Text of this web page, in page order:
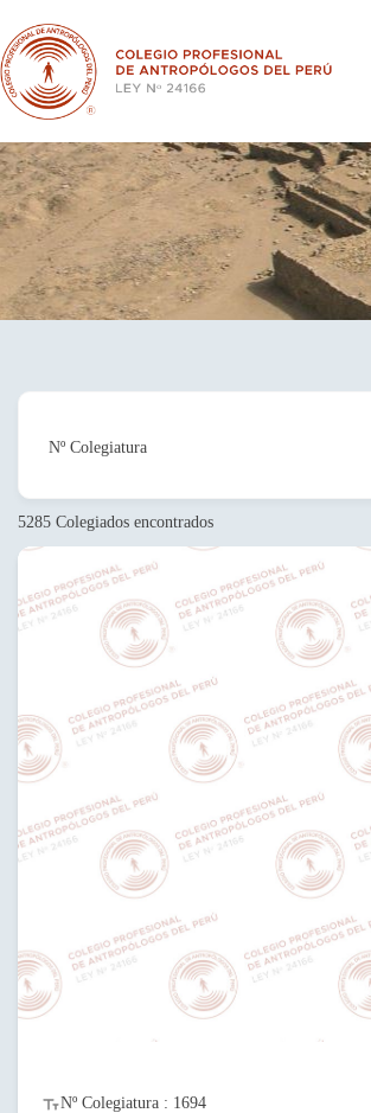
contenido
Nº Colegiatura
5285 Colegiados encontrados
Nº Colegiatura : 1694